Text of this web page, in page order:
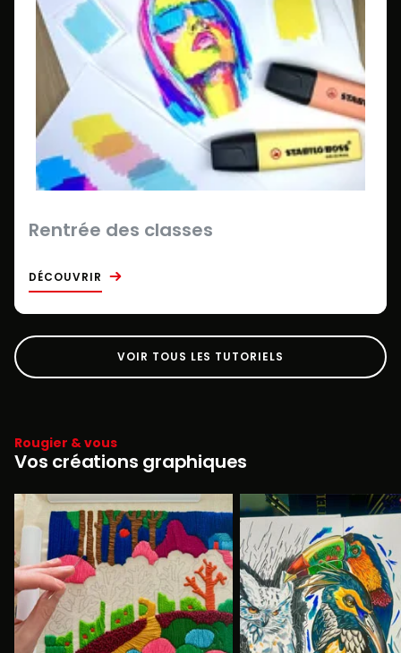
Rentrée des classes
DÉCOUVRIR
VOIR TOUS LES TUTORIELS
Rougier & vous
Vos créations graphiques